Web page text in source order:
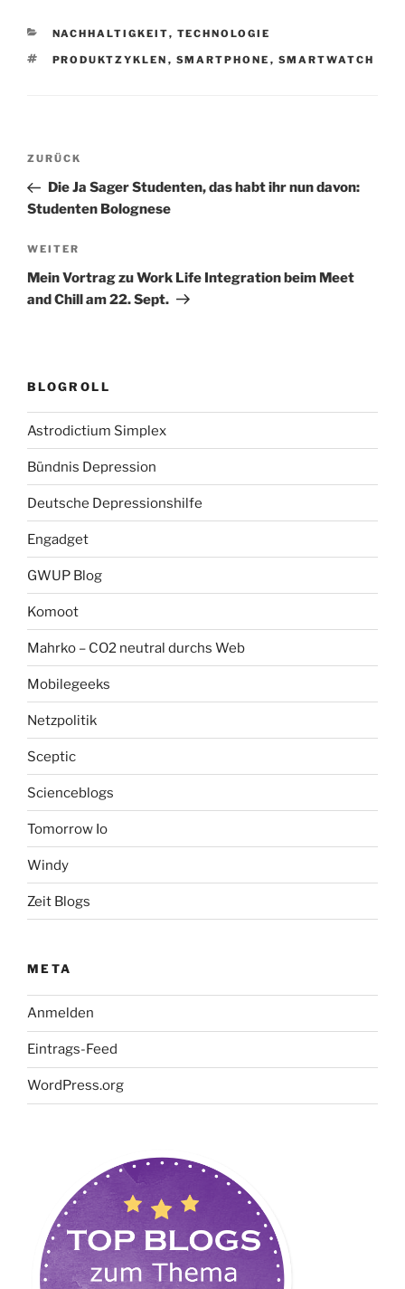
KATEGORIEN
NACHHALTIGKEIT, TECHNOLOGIE
SCHLAGWÖRTER
PRODUKTZYKLEN , SMARTPHONE , SMARTWATCH
Beitragsnavigation
Vorheriger
Beitrag
ZURÜCK
Die Ja Sager Studenten, das habt ihr nun davon:
Studenten Bolognese
Nächster
Beitrag
WEITER
Mein Vortrag zu Work Life Integration beim Meet
and Chill am 22. Sept.
BLOGROLL
Astrodictium Simplex
Bündnis Depression
Deutsche Depressionshilfe
Engadget
GWUP Blog
Komoot
Mahrko – CO2 neutral durchs Web
Mobilegeeks
Netzpolitik
Sceptic
Scienceblogs
Tomorrow Io
Windy
Zeit Blogs
META
Anmelden
Eintrags-Feed
WordPress.org